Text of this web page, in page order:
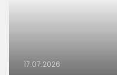
17.07.2026